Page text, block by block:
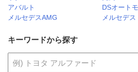
アバルト
DSオート
メルセデスAMG
メルセデ
キーワードから探す